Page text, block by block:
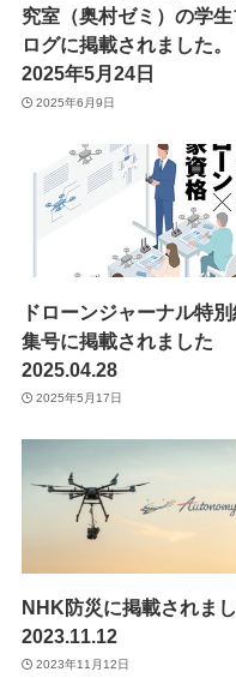
ニュース
導入実績
出展情報
実証実験
掲載記事
株式
究室（奥村ゼミ）の学生
ログに掲載されました。
2025年5月24日
2025年6月9日
ドローンジャーナル特
集号に掲載されました
2025.04.28
2025年5月17日
NHK防災に掲載されま
2023.11.12
2023年11月12日